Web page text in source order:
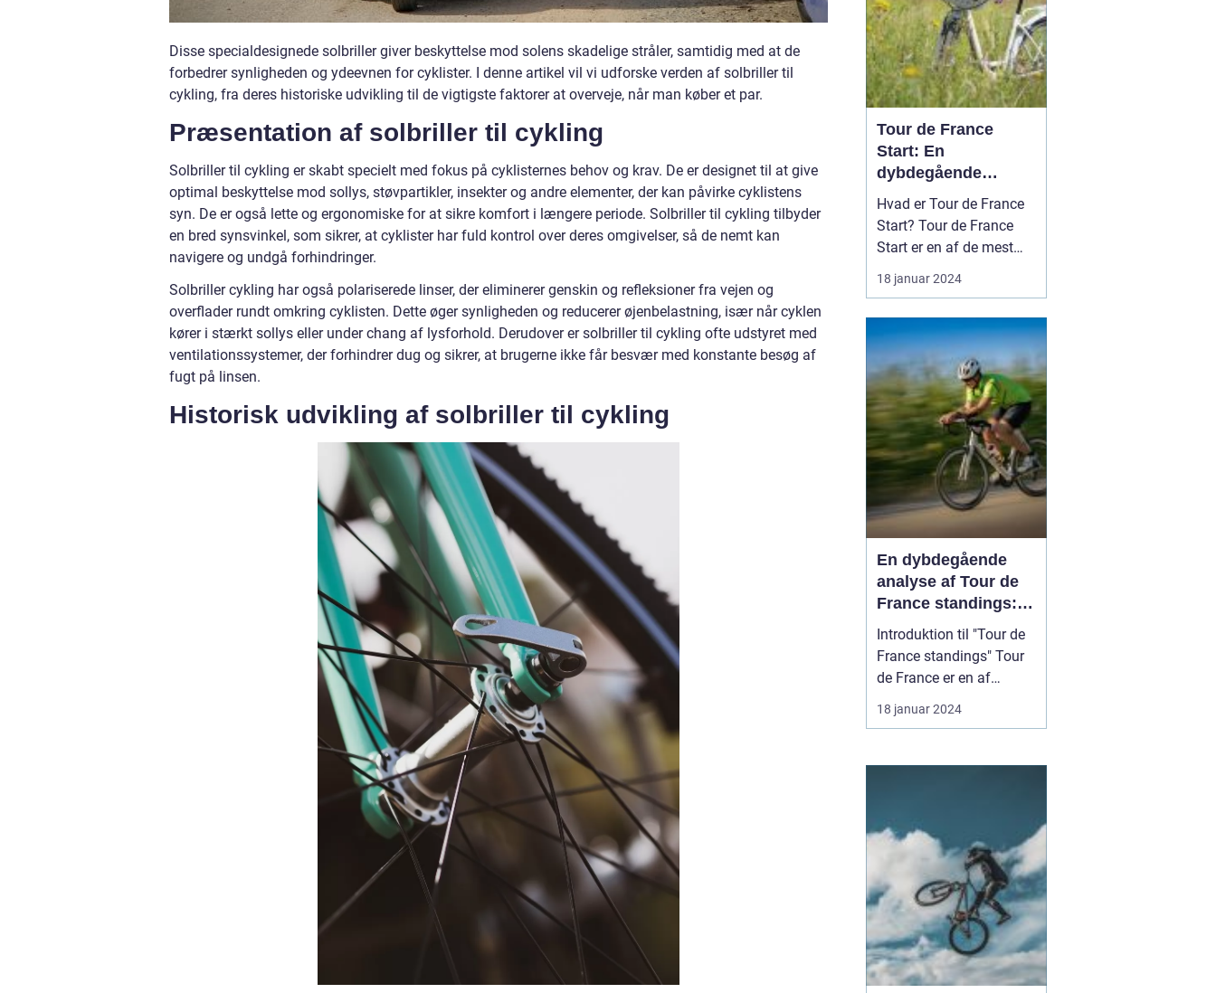
Disse specialdesignede solbriller giver beskyttelse mod solens skadelige stråler, samtidig med at de
forbedrer synligheden og ydeevnen for cyklister. I denne artikel vil vi udforske verden af solbriller til
cykling, fra deres historiske udvikling til de vigtigste faktorer at overveje, når man køber et par.
Præsentation af solbriller til cykling
Solbriller til cykling er skabt specielt med fokus på cyklisternes behov og krav. De er designet til at give
optimal beskyttelse mod sollys, støvpartikler, insekter og andre elementer, der kan påvirke cyklistens
syn. De er også lette og ergonomiske for at sikre komfort i længere periode. Solbriller til cykling tilbyder
en bred synsvinkel, som sikrer, at cyklister har fuld kontrol over deres omgivelser, så de nemt kan
navigere og undgå forhindringer.
Solbriller cykling har også polariserede linser, der eliminerer genskin og refleksioner fra vejen og
overflader rundt omkring cyklisten. Dette øger synligheden og reducerer øjenbelastning, især når cyklen
kører i stærkt sollys eller under chang af lysforhold. Derudover er solbriller til cykling ofte udstyret med
ventilationssystemer, der forhindrer dug og sikrer, at brugerne ikke får besvær med konstante besøg af
fugt på linsen.
Historisk udvikling af solbriller til cykling
Tour de France
Start: En
dybdegående
introduktion til
verdens mest
berømte cykelløb
Hvad er Tour de France
Start? Tour de France
Start er en af de mest
spændende
begivenheder inden for
signalerer begyndelsen
på verdens mest
berømte, prestigefyldte
og udfordrende cykelløb,
Tour de France. Starten
er en begi...
18 januar 2024
En dybdegående
analyse af Tour de
France standings:
Historisk udvikling
og vigtige
informationer
Introduktion til "Tour de
France standings" Tour
de France er en af
verdens mest
prestigefyldte cykelløb,
tusindvis af sports- og
kendskab til "Tour de
France standings"
afgørend...
18 januar 2024